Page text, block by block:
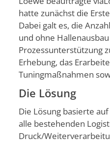
hatte zunächst die
Dabei galt es, die
und ohne
Prozessunterstützung
Erhebung, das
Tuningmaßnahmen
Die Lösung
Die Lösung basierte
alle bestehenden
Druck/